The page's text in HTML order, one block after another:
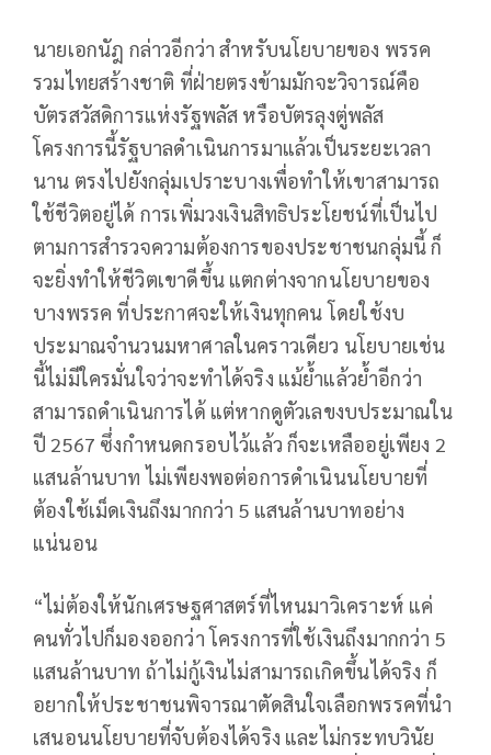
นายเอกนัฎ กล่าวอีกว่า สำหรับนโยบายของ พรรค
รวมไทยสร้างชาติ ที่ฝ่ายตรงข้ามมักจะวิจารณ์คือ
บัตรสวัสดิการแห่งรัฐพลัส หรือบัตรลุงตู่พลัส
โครงการนี้รัฐบาลดำเนินการมาแล้วเป็นระยะเวลา
นาน ตรงไปยังกลุ่มเปราะบางเพื่อทำให้เขาสามารถ
ใช้ชีวิตอยู่ได้ การเพิ่มวงเงินสิทธิประโยชน์ที่เป็นไป
ตามการสำรวจความต้องการของประชาชนกลุ่มนี้ ก็
จะยิ่งทำให้ชีวิตเขาดีขึ้น แตกต่างจากนโยบายของ
บางพรรค ที่ประกาศจะให้เงินทุกคน โดยใช้งบ
ประมาณจำนวนมหาศาลในคราวเดียว นโยบายเช่น
นี้ไม่มีใครมั่นใจว่าจะทำได้จริง แม้ย้ำแล้วย้ำอีกว่า
สามารถดำเนินการได้ แต่หากดูตัวเลขงบประมาณใน
ปี 2567 ซึ่งกำหนดกรอบไว้แล้ว ก็จะเหลืออยู่เพียง 2
แสนล้านบาท ไม่เพียงพอต่อการดำเนินนโยบายที่
ต้องใช้เม็ดเงินถึงมากกว่า 5 แสนล้านบาทอย่าง
แน่นอน
“ไม่ต้องให้นักเศรษฐศาสตร์ที่ไหนมาวิเคราะห์ แค่
คนทั่วไปก็มองออกว่า โครงการที่ใช้เงินถึงมากกว่า 5
แสนล้านบาท ถ้าไม่กู้เงินไม่สามารถเกิดขึ้นได้จริง ก็
อยากให้ประชาชนพิจารณาตัดสินใจเลือกพรรคที่นำ
เสนอนนโยบายที่จับต้องได้จริง และไม่กระทบวินัย